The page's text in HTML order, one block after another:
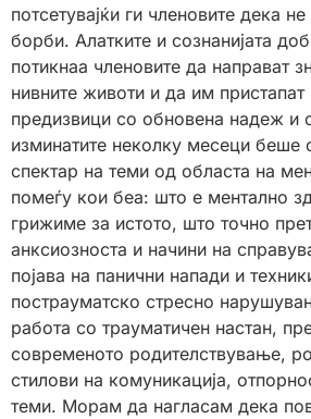
потсетувајќи ги членовите дека
борби. Алатките и сознанијата
потикнаа членовите да направат
нивните животи и да им пристапат
предизвици со обновена надеж и
изминатите неколку месеци беше
спектар на теми од областа на
помеѓу кои беа: што е ментално
грижиме за истото, што точно
анксиозноста и начини на
појава на панични напади и
пострауматско стресно
работа со трауматичен настан,
современото родителствување,
стилови на комуникација,
теми. Морам да нагласам дека